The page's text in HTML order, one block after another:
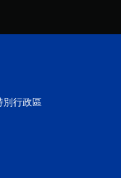
別行政區